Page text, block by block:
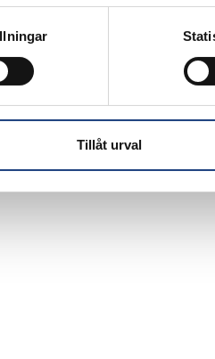
Tillåt urval